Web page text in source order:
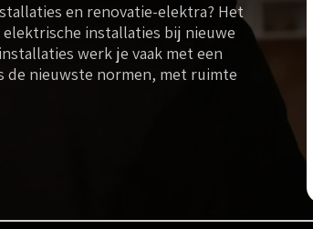
en renovatie-elektra? Het
elektrische installaties bij nieuwe
werk je vaak met een
de nieuwste normen, met ruimte